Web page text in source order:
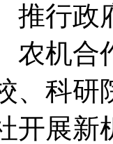
推行政
农机合
、科研
开展新